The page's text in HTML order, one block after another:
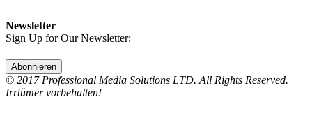
Newsletter
Sign Up for Our Newsletter:
Abonnieren
© 2017 Professional Media Solutions LTD. All Rights Reserved.
Irrtümer vorbehalten!